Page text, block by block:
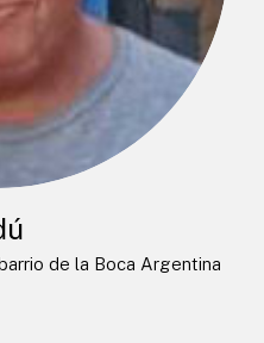
de la Boca Argentina